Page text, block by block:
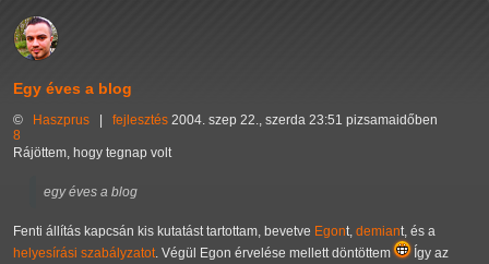
Egy éves a blog
© Haszprus fejlesztés 2004. szep 22., szerda 23:51 pizsamaidőben
8
Rájöttem, hogy tegnap volt
egy éves a blog
Fenti állítás kapcsán kis kutatást tartottam, bevetve Egont, demiant, és a
helyesírási szabályzatot. Végül Egon érvelése mellett döntöttem
Így az